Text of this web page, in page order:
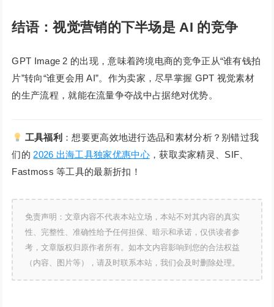
结语：视觉营销的下半场是 AI 的竞争
GPT Image 2 的出现，意味着跨境电商的竞争正从“谁有钱拍
片”转向“谁更会用 AI”。作为卖家，尽早掌握 GPT 视觉素材
的生产流程，就能在流量争夺战中占据绝对优势。
工具福利 ：想要更高效地进行选品和素材分析？别错过我
们的 2026 出海工具独家优惠中心，获取卖家精灵、SIF、
Fastmoss 等工具的最新折扣！
免责声明：文章内容不代表本站立场，本站不对其内容的真实
性、完整性、准确性给予任何担保、暗示和承诺，仅供读者参
考，文章版权归原作者所有。如本文内容影响到您的合法权益
（内容、图片等），请及时联系本站，我们会及时删除处理。